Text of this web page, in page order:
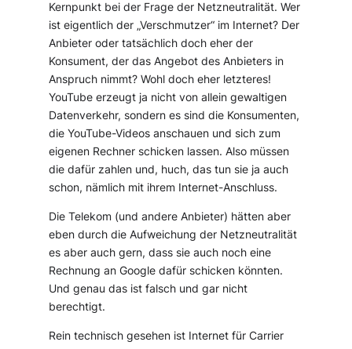
Kernpunkt bei der Frage der Netzneutralität. Wer
ist eigentlich der „Verschmutzer“ im Internet? Der
Anbieter oder tatsächlich doch eher der
Konsument, der das Angebot des Anbieters in
Anspruch nimmt? Wohl doch eher letzteres!
YouTube erzeugt ja nicht von allein gewaltigen
Datenverkehr, sondern es sind die Konsumenten,
die YouTube-Videos anschauen und sich zum
eigenen Rechner schicken lassen. Also müssen
die dafür zahlen und, huch, das tun sie ja auch
schon, nämlich mit ihrem Internet-Anschluss.
Die Telekom (und andere Anbieter) hätten aber
eben durch die Aufweichung der Netzneutralität
es aber auch gern, dass sie auch noch eine
Rechnung an Google dafür schicken könnten.
Und genau das ist falsch und gar nicht
berechtigt.
Rein technisch gesehen ist Internet für Carrier